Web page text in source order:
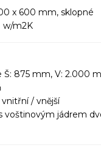
x 600 mm, sklopné
w/m2K
Š: 875 mm, V: 2.000
/ vnější
voštinovým jádrem